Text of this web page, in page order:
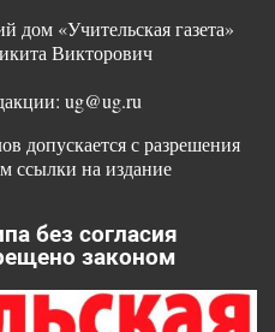
дом «Учительская газета»
Викторович
ug@ug.ru
допускается с разрешения
ссылки на издание
без согласия
законом